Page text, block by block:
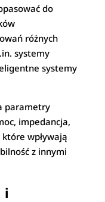
do
różnych
systemy
systemy
parametry
impedancja,
które wpływają
z innymi
i